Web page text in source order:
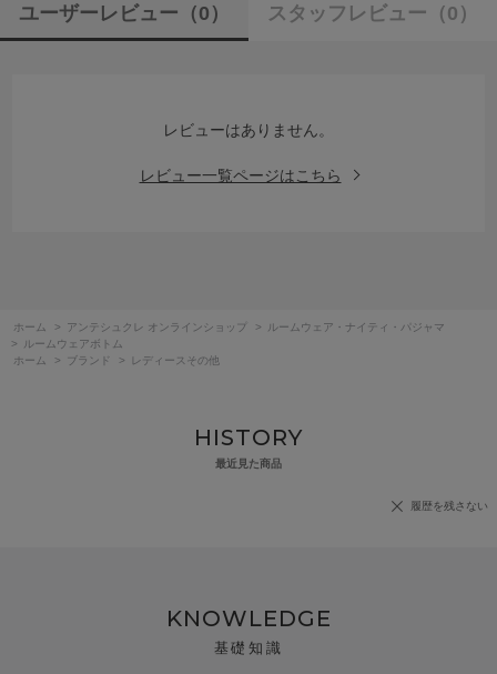
ユーザーレビュー （0） スタッフレビュー （0）
レビューはありません。
レビュー一覧ページはこちら
ホーム > アンテシュクレ オンラインショップ >
ルームウェア・ナイティ・パジャマ
>
ルームウェアボトム
ホーム
> ブランド > レディースその他
HISTORY
最近見た商品
履歴を残さない
KNOWLEDGE
基礎知識